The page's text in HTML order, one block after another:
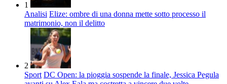
1
Analisi Elize: ombre di una donna mette sotto processo il
matrimonio, non il delitto
2
Sport DC Open: la pioggia sospende la finale, Jessica Pegula